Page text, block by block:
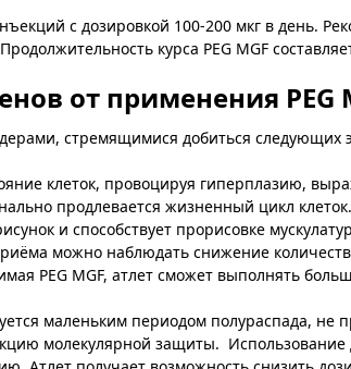
с дозировкой 100-200 мкг в день.
курса PEG MGF
от применения PEG
стремящимися добиться следующих
клеток, провоцируя гиперплазию,
продлевается жизненный цикл клеток.
и способствует прорисовке
можно наблюдать снижение
PEG MGF, атлет сможет выполнять
маленьким периодом полураспада,
молекулярной защиты. Использование